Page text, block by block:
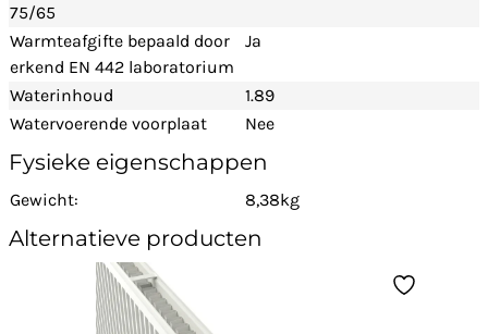
75/65
Warmteafgifte bepaald door
erkend EN 442 laboratorium
Ja
Waterinhoud
1.89
Watervoerende voorplaat
Nee
Fysieke eigenschappen
Gewicht: 8,38kg
Alternatieve producten